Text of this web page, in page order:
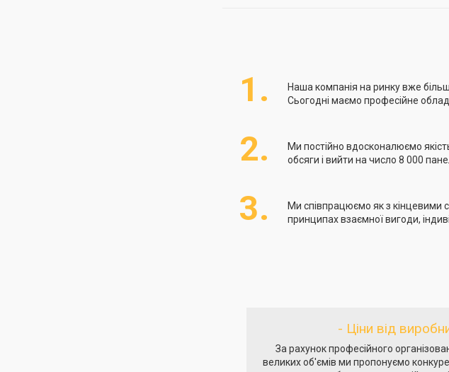
1.
Наша компанія на ринку вже
Сьогодні маємо професійне
2.
Ми постійно вдосконалюємо
обсяги і вийти на число 8 000
3.
Ми співпрацюємо як з кінцевими
принципах взаємної вигоди,
- Ціни від
За рахунок професійного
великих об'ємів ми пропонуємо